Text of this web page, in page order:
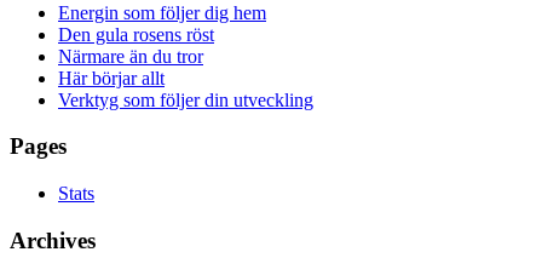
Energin som följer dig hem
Den gula rosens röst
Närmare än du tror
Här börjar allt
Verktyg som följer din utveckling
Pages
Stats
Archives